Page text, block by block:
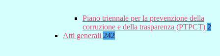
Piano triennale per la prevenzione della
corruzione e della trasparenza (PTPCT) 2
Atti generali 242